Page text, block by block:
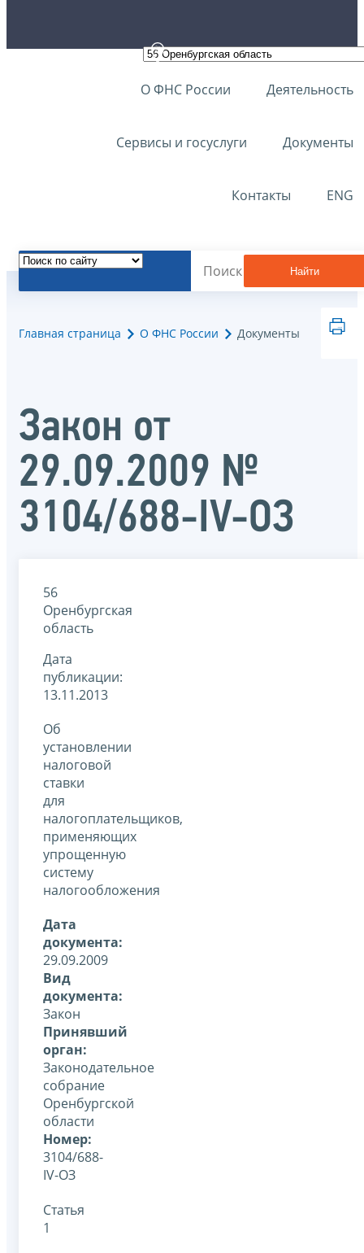
О ФНС России Деятельность
Сервисы и госуслуги Документы
Контакты ENG
Найти
Главная страница О ФНС России Документы
Закон от
29.09.2009 №
3104/688-IV-ОЗ
56
Оренбургская
область
Дата
публикации:
13.11.2013
Об
установлении
налоговой
ставки
для
налогоплательщиков,
применяющих
упрощенную
систему
налогообложения
Дата
документа:
29.09.2009
Вид
документа:
Закон
Принявший
орган:
Законодательное
собрание
Оренбургской
области
Номер:
3104/688-
IV-ОЗ
Статья
1